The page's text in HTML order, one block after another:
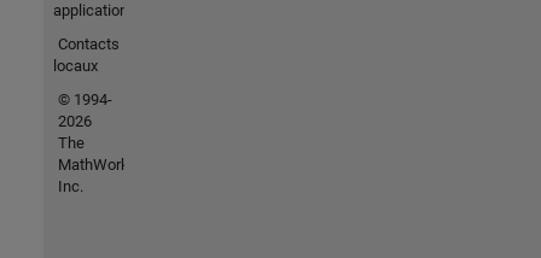
applications
Contacts
locaux
© 1994-
2026
The
MathWorks,
Inc.